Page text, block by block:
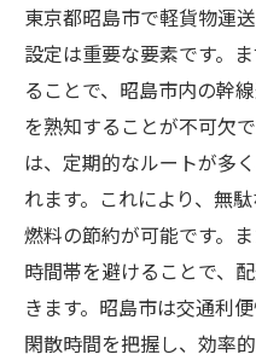
軽貨物運送業務
昭島市での軽貨
え
配送中に心がけ
初めての宅配業
経験を生かして
昭島市を拠点に軽
ための第一歩
軽貨物運送業で
東京都昭島市で軽貨物運
設定は重要な要素です。
ることで、昭島市内の幹
を熟知することが不可欠
は、定期的なルートが多
れます。これにより、無
燃料の節約が可能です。
時間帯を避けることで、
きます。昭島市は交通利
閑散時間を把握し、効率